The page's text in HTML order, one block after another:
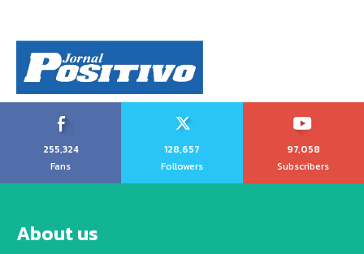
255,324
Fans
128,657
Followers
97,058
Subscribers
About us